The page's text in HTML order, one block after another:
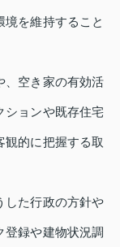
境を維持すること
、空き家の有効活
ションや既存住宅
観的に把握する取
した行政の方針や
登録や建物状況調